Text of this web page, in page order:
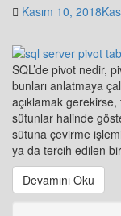
Kasım 10, 2018
SQL’de pivot nedir,
bunları anlatmaya
açıklamak gerekirse,
sütunlar halinde
sütuna çevirme
ya da tercih edilen
Devamını Oku